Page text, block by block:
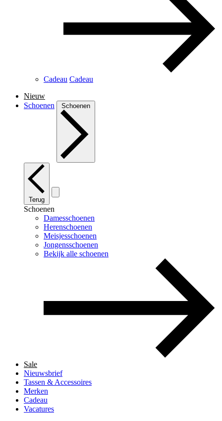
Cadeau Cadeau
Nieuw
Schoenen
Schoenen
Terug
Schoenen
Damesschoenen
Herenschoenen
Meisjesschoenen
Jongensschoenen
Bekijk alle schoenen
Sale
Nieuwsbrief
Tassen & Accessoires
Merken
Cadeau
Vacatures